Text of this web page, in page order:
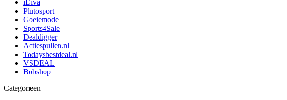
iDiva
Plutosport
Goeiemode
Sports4Sale
Dealdigger
Actiespullen.nl
Todaysbestdeal.nl
VSDEAL
Bobshop
Categorieën